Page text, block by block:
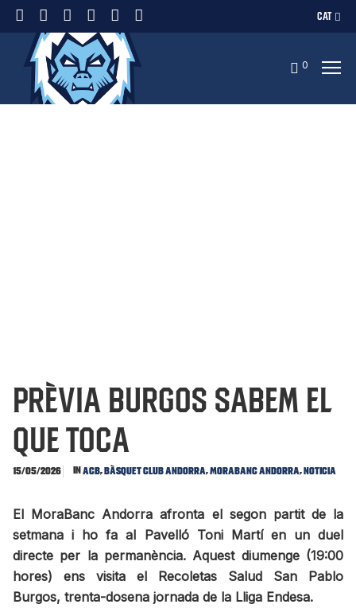
CAT
0
PRÈVIA BURGOS Sabem el
que toca
15/05/2026 InACB,Bàsquet Club Andorra,MoraBanc Andorra,Noticia
El MoraBanc Andorra afronta el segon partit de la
setmana i ho fa al Pavelló Toni Martí en un duel
directe per la permanència. Aquest diumenge (19:00
hores) ens visita el Recoletas Salud San Pablo
Burgos, trenta-dosena jornada de la Lliga Endesa.